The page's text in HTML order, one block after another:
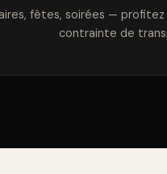
fêtes, soirées —
contrainte de